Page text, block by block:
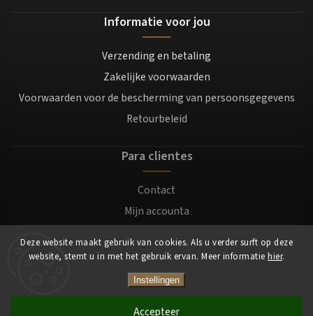
Deze website maakt gebruik van cookies. Als u verder surft op deze
website, stemt u in met het gebruik ervan. Meer informatie hier.
Instellingen
Accepteer
Informatie voor jou
Verzending en betaling
Zakelijke voorwaarden
Voorwaarden voor de bescherming van persoonsgegevens
Retourbeleid
Para clientes
Contact
Mijn accounta
Login
Mocafino.nl. Alle rechten voorbehouden.